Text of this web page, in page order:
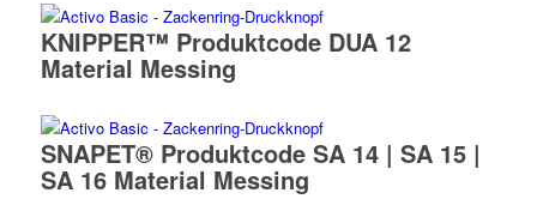
KNIPPER™ Produktcode DUA 12
Material Messing
SNAPET® Produktcode SA 14 | SA 15 |
SA 16 Material Messing